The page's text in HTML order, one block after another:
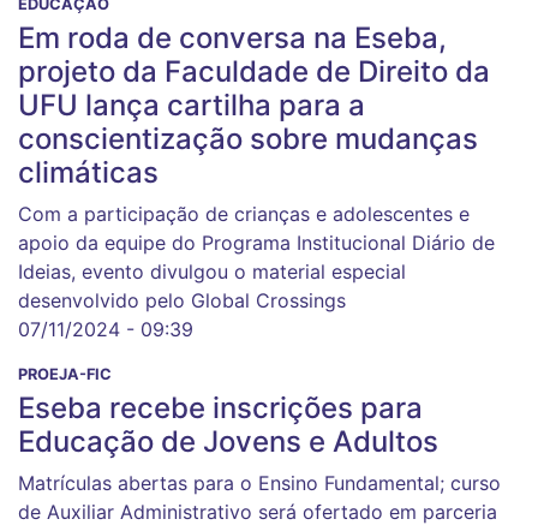
EDUCAÇÃO
Em roda de conversa na Eseba,
projeto da Faculdade de Direito da
UFU lança cartilha para a
conscientização sobre mudanças
climáticas
Com a participação de crianças e adolescentes e
apoio da equipe do Programa Institucional Diário de
Ideias, evento divulgou o material especial
desenvolvido pelo Global Crossings
07/11/2024 - 09:39
PROEJA-FIC
Eseba recebe inscrições para
Educação de Jovens e Adultos
Matrículas abertas para o Ensino Fundamental; curso
de Auxiliar Administrativo será ofertado em parceria